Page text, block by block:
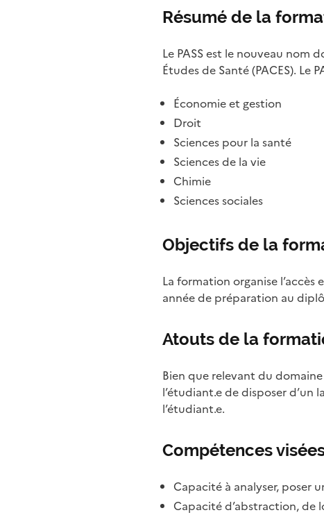
Résumé de la
Le PASS est le nouveau nom
Études de Santé (PACES). Le
Économie et gestion
Droit
Sciences pour la santé
Sciences de la vie
Chimie
Sciences sociales
Objectifs de la
La formation organise
année de préparation au
Atouts de la
Bien que relevant du
l’étudiant.e de disposer d’un
l’étudiant.e.
Compétences
Capacité à analyser, poser
Capacité d’abstraction, de